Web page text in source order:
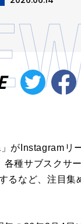
がInstagramリ
種サブスクサ
るなど、注目集